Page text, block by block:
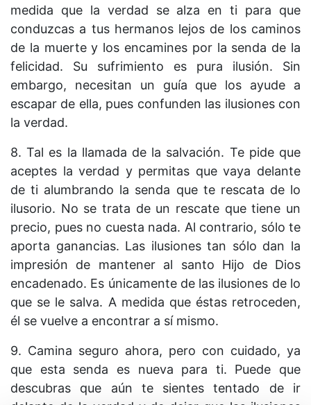
medida que la verdad se alza en ti para que
conduzcas a tus hermanos lejos de los caminos
de la muerte y los encamines por la senda de la
felicidad. Su sufrimiento es pura ilusión. Sin
embargo, necesitan un guía que los ayude a
escapar de ella, pues confunden las ilusiones con
la verdad.
8. Tal es la llamada de la salvación. Te pide que
aceptes la verdad y permitas que vaya delante
de ti alumbrando la senda que te rescata de lo
ilusorio. No se trata de un rescate que tiene un
precio, pues no cuesta nada. Al contrario, sólo te
aporta ganancias. Las ilusiones tan sólo dan la
impresión de mantener al santo Hijo de Dios
encadenado. Es únicamente de las ilusiones de lo
que se le salva. A medida que éstas retroceden,
él se vuelve a encontrar a sí mismo.
9. Camina seguro ahora, pero con cuidado, ya
que esta senda es nueva para ti. Puede que
descubras que aún te sientes tentado de ir